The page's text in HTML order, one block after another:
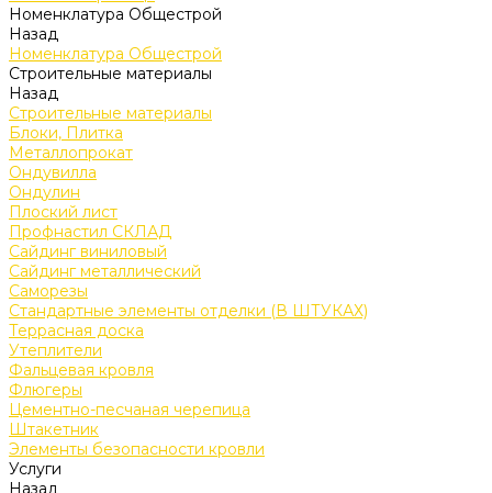
Номенклатура Общестрой
Назад
Номенклатура Общестрой
Строительные материалы
Назад
Строительные материалы
Блоки, Плитка
Металлопрокат
Ондувилла
Ондулин
Плоский лист
Профнастил СКЛАД
Сайдинг виниловый
Сайдинг металлический
Саморезы
Стандартные элементы отделки (В ШТУКАХ)
Террасная доска
Утеплители
Фальцевая кровля
Флюгеры
Цементно-песчаная черепица
Штакетник
Элементы безопасности кровли
Услуги
Назад